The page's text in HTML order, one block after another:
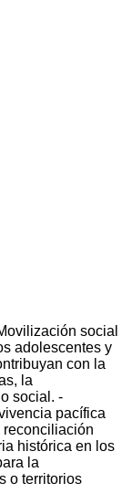
social
adolescentes y
con la
la
social. -
pacífica
reconciliación
histórica en los
la
o territorios